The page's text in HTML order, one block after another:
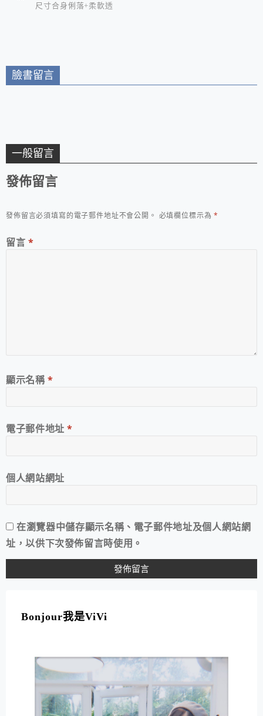
尺寸合身俐落+柔軟透
臉書留言
一般留言
發佈留言
發佈留言必須填寫的電子郵件地址不會公開。 必填欄位標示為*
留言 *
顯示名稱*
電子郵件地址*
個人網站網址
在瀏覽器中儲存顯示名稱、電子郵件地址及個人網站網
址，以供下次發佈留言時使用。
Bonjour我是ViVi